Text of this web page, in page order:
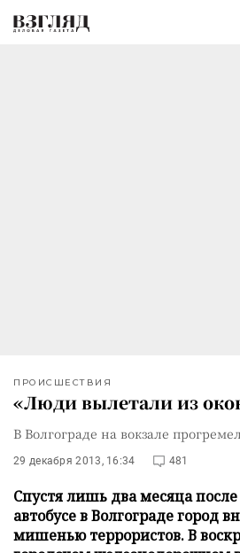
ПРОИСШЕСТВИЯ
«Люди вылетали из
В Волгограде на вокзале
29 декабря 2013, 16:34 481
Спустя лишь два месяца
автобусе в Волгограде город
мишенью террористов. В